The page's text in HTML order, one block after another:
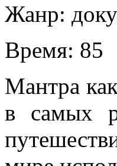
Жанр:
Время: 85
Мантра
в самых